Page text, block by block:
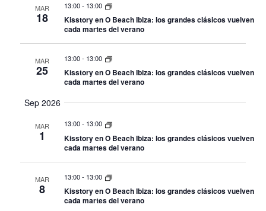
MAR
18
13:00- 13:00
Kisstory en O Beach Ibiza: los grandes clásicos vuelven
cada martes del verano
MAR
25
13:00- 13:00
Kisstory en O Beach Ibiza: los grandes clásicos vuelven
cada martes del verano
Sep 2026
MAR
1
13:00- 13:00
Kisstory en O Beach Ibiza: los grandes clásicos vuelven
cada martes del verano
MAR
8
13:00- 13:00
Kisstory en O Beach Ibiza: los grandes clásicos vuelven
cada martes del verano